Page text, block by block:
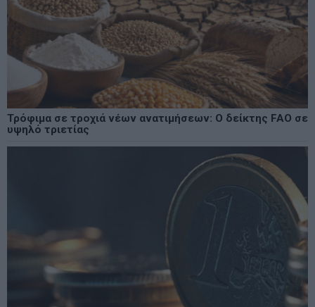
Τρόφιμα σε τροχιά νέων ανατιμήσεων: Ο δείκτης FAO σε
υψηλό τριετίας